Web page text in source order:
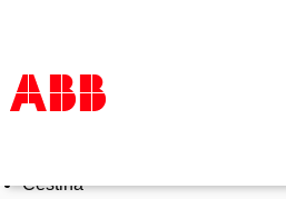
Products & Solutions
Čeština